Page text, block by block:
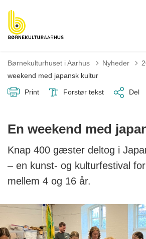
Børnekulturhuset i Aarhus Nyheder
weekend med japansk kultur
Print Forstør tekst Del
En weekend med
Knap 400 gæster deltog i
– en kunst- og kulturfestival
mellem 4 og 16 år.